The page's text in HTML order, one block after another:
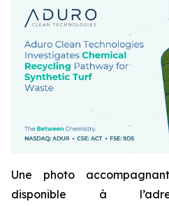
Une photo
disponible à